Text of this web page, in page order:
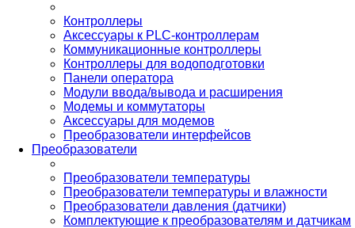
Контроллеры
Аксессуары к PLC-контроллерам
Коммуникационные контроллеры
Контроллеры для водоподготовки
Панели оператора
Модули ввода/вывода и расширения
Модемы и коммутаторы
Аксессуары для модемов
Преобразователи интерфейсов
Преобразователи
Преобразователи температуры
Преобразователи температуры и влажности
Преобразователи давления (датчики)
Комплектующие к преобразователям и датчикам